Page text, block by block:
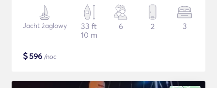
Jacht żaglowy
33 ft
10 m
6 2 3
$596 /noc